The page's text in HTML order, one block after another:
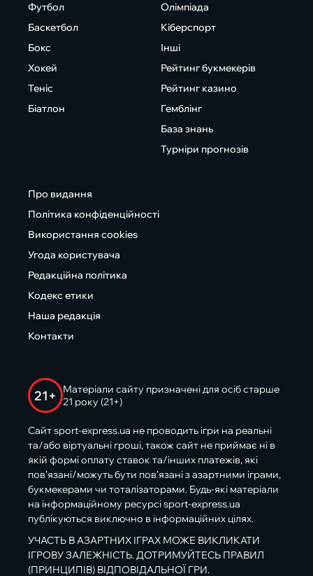
Футбол
Баскетбол
Бокс
Хокей
Теніс
Біатлон
Олімпіада
Кіберспорт
Інші
Рейтинг букмекерів
Рейтинг казино
Гемблінг
База знань
Турніри прогнозів
Про видання
Політика конфіденційності
Використання cookies
Угода користувача
Редакційна політика
Кодекс етики
Наша редакція
Контакти
21+
Матеріали сайту призначені для осіб старше
21 року (21+)
Сайт sport-express.ua не проводить ігри на реальні
та/або віртуальні гроші, також сайт не приймає ні в
якій формі оплату ставок та/інших платежів, які
пов’язані/можуть бути пов’язані з азартними іграми,
букмекерами чи тоталізаторами. Будь-які матеріали
на інформаційному ресурсі sport-express.ua
публікуються виключно в інформаційних цілях.
УЧАСТЬ В АЗАРТНИХ ІГРАХ МОЖЕ ВИКЛИКАТИ
ІГРОВУ ЗАЛЕЖНІСТЬ. ДОТРИМУЙТЕСЬ ПРАВИЛ
(ПРИНЦИПІВ) ВІДПОВІДАЛЬНОЇ ГРИ.